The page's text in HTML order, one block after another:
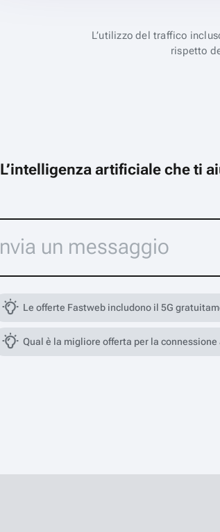
L’utilizzo del traffico
rispetto
L’intelligenza artificiale che ti
Le offerte Fastweb includono il 5G
Qual è la migliore offerta per la